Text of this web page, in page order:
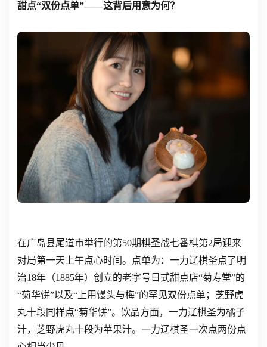
甜点“双份点单”——这背后用意为何？
在广岛县尾道市举行的第50期棋圣战七番棋第2局迎来
对局第一天上午点心时间。点单为：一力辽棋圣点了明
治18年（1885年）创立的老字号日式甜点店“菊寿堂”的
“菊华饼”以及“上用馒头与梅”的罕见双份点单；芝野虎
丸十段同样点“菊华饼”。饮品方面，一力辽棋圣为橘子
汁，芝野虎丸十段为苹果汁。一力辽棋圣一次点两份点